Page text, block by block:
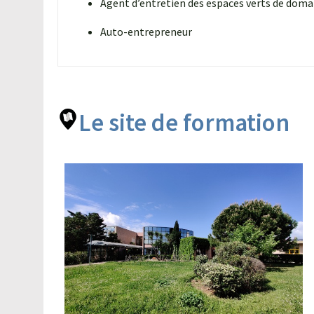
Agent d’entretien des espaces verts de
Auto-entrepreneur
Le site de formation